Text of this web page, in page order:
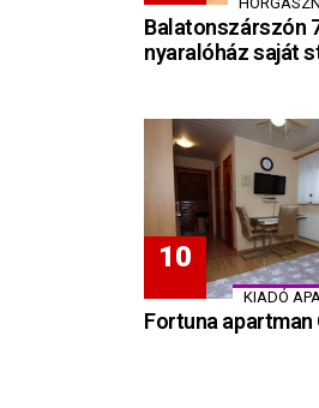
Balatonszárszón
nyaralóház saját
KIADÓ
Fortuna apartman